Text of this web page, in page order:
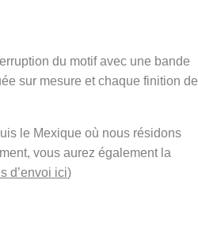
du motif avec une bande
sur mesure et chaque finition de
le Mexique où nous résidons
vous aurez également la
d’envoi ici)